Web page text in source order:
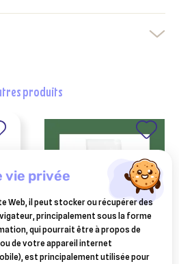
produits
royal canin
gastrointestinal kitten
vie privée
Web, il peut stocker ou récupérer des
principalement sous la forme
qui pourrait être à propos de
de votre appareil internet
est principalement utilisée pour